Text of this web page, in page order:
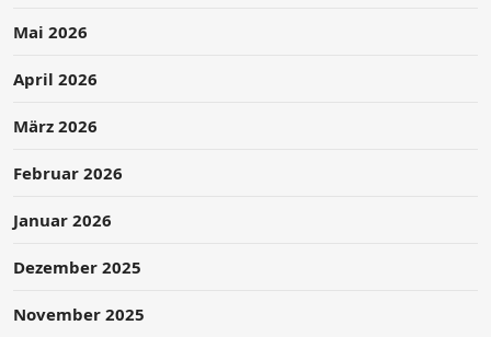
Mai 2026
April 2026
März 2026
Februar 2026
Januar 2026
Dezember 2025
November 2025